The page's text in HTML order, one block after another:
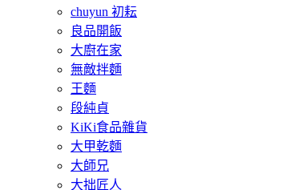
chuyun 初耘
良品開飯
大廚在家
無敵拌麵
王麵
段純貞
KiKi食品雜貨
大甲乾麵
大師兄
大拙匠人